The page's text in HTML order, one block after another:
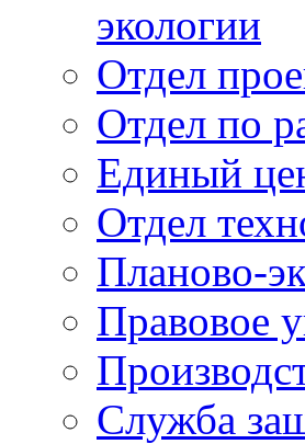
экологии
Отдел
Отдел по
Единый
Отдел
Планово-
Правовое
Служба